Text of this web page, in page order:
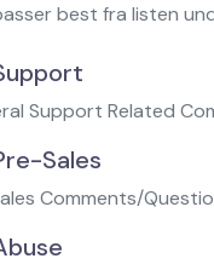
best fra listen
Support Related
Sales
Comments/